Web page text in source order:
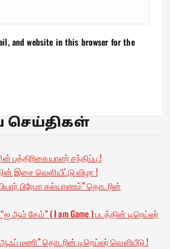
and website in this browser for the
பத்திரிகையாளர் சந்திப்பு !
இசை வெளியீட்டு விழா !
பிரேமா கல்யாணம்” தொடரின்
ஆம் கேம்” ( I am Game ) படத்தின் டிரெய்லர்
ஆஃப் மணி” தொடரின் டிரெய்லர் வெளியீடு !